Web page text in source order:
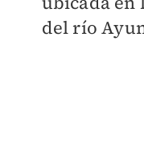
del río